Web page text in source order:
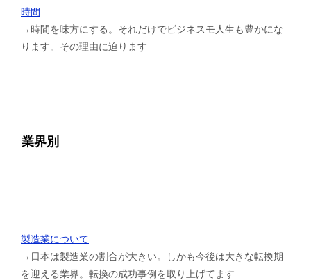
時間
→時間を味方にする。それだけでビジネスモ人生も豊かにな
ります。その理由に迫ります
業界別
製造業について
→日本は製造業の割合が大きい。しかも今後は大きな転換期
を迎える業界。転換の成功事例を取り上げてます